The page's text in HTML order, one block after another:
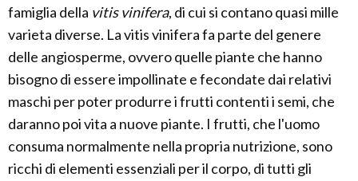
famiglia della vitis vinifera, di cui si contano quasi mille
varieta diverse. La vitis vinifera fa parte del genere
delle angiosperme, ovvero quelle piante che hanno
bisogno di essere impollinate e fecondate dai relativi
maschi per poter produrre i frutti contenti i semi, che
daranno poi vita a nuove piante. I frutti, che l'uomo
consuma normalmente nella propria nutrizione, sono
ricchi di elementi essenziali per il corpo, di tutti gli